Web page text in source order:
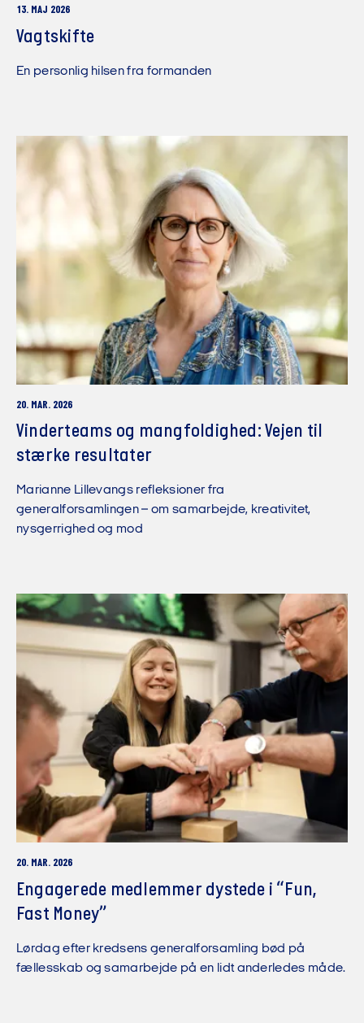
13. MAJ 2026
Vagtskifte
En personlig hilsen fra formanden
20. MAR. 2026
Vinderteams og mangfoldighed: Vejen til
stærke resultater
Marianne Lillevangs refleksioner fra
generalforsamlingen – om samarbejde, kreativitet,
nysgerrighed og mod
20. MAR. 2026
Engagerede medlemmer dystede i “Fun,
Fast Money”
Lørdag efter kredsens generalforsamling bød på
fællesskab og samarbejde på en lidt anderledes måde.